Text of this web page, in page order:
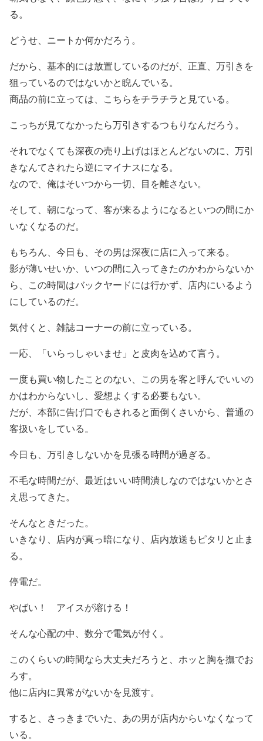
る。
どうせ、ニートか何かだろう。
だから、基本的には放置しているのだが、正直、万引きを
狙っているのではないかと睨んでいる。
商品の前に立っては、こちらをチラチラと見ている。
こっちが見てなかったら万引きするつもりなんだろう。
それでなくても深夜の売り上げはほとんどないのに、万引
きなんてされたら逆にマイナスになる。
なので、俺はそいつから一切、目を離さない。
そして、朝になって、客が来るようになるといつの間にか
いなくなるのだ。
もちろん、今日も、その男は深夜に店に入って来る。
影が薄いせいか、いつの間に入ってきたのかわからないか
ら、この時間はバックヤードには行かず、店内にいるよう
にしているのだ。
気付くと、雑誌コーナーの前に立っている。
一応、「いらっしゃいませ」と皮肉を込めて言う。
一度も買い物したことのない、この男を客と呼んでいいの
かはわからないし、愛想よくする必要もない。
だが、本部に告げ口でもされると面倒くさいから、普通の
客扱いをしている。
今日も、万引きしないかを見張る時間が過ぎる。
不毛な時間だが、最近はいい時間潰しなのではないかとさ
え思ってきた。
そんなときだった。
いきなり、店内が真っ暗になり、店内放送もピタリと止ま
る。
停電だ。
やばい！ アイスが溶ける！
そんな心配の中、数分で電気が付く。
このくらいの時間なら大丈夫だろうと、ホッと胸を撫でお
ろす。
他に店内に異常がないかを見渡す。
すると、さっきまでいた、あの男が店内からいなくなって
いる。